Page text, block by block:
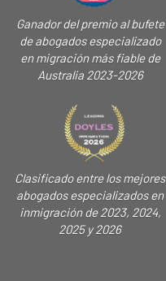
Ganador del premio al bufete
de abogados especializado
en migración más fiable de
Australia 2023-2026
Clasificado entre los mejores
abogados especializados en
inmigración de 2023, 2024,
2025 y 2026